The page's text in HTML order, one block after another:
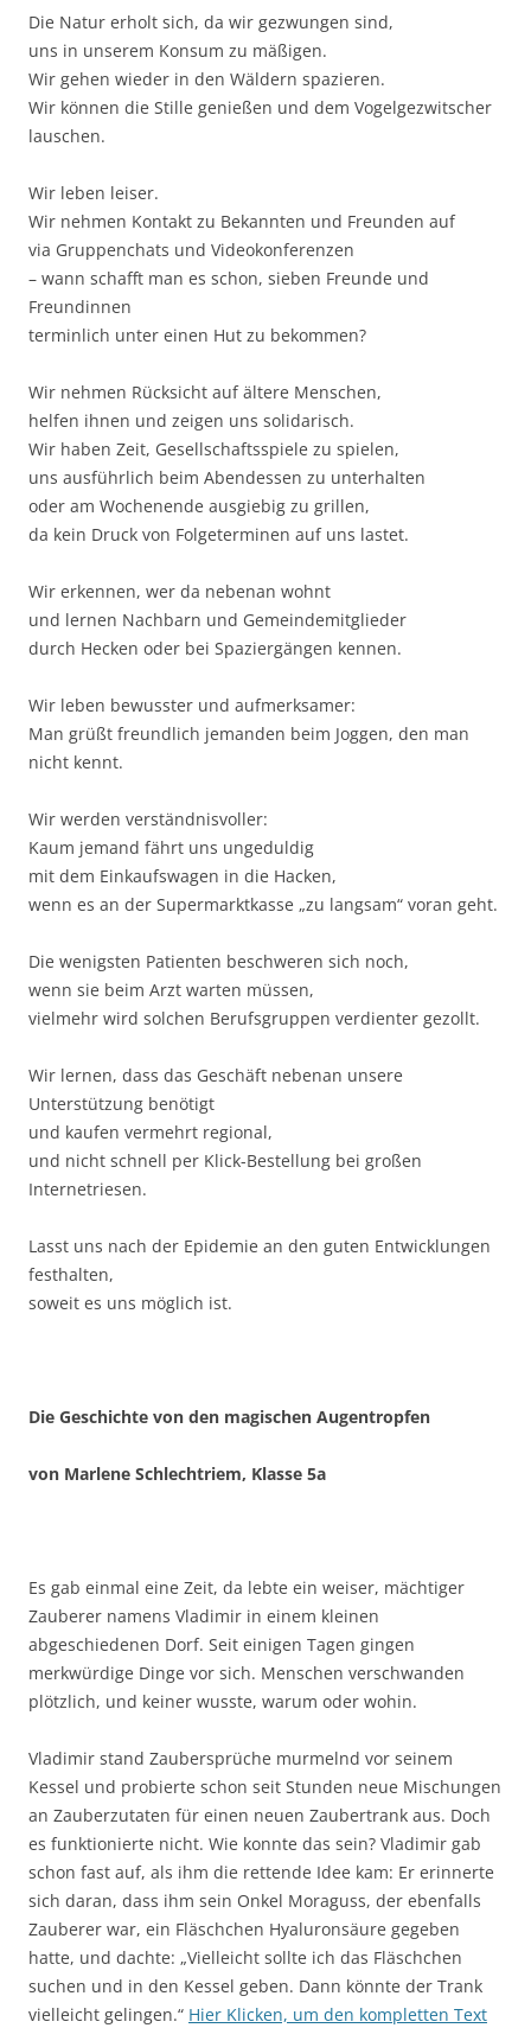
Die Natur erholt sich, da wir gezwungen sind,
uns in unserem Konsum zu mäßigen.
Wir gehen wieder in den Wäldern spazieren.
Wir können die Stille genießen und dem Vogelgezwitscher
lauschen.
Wir leben leiser.
Wir nehmen Kontakt zu Bekannten und Freunden auf
via Gruppenchats und Videokonferenzen
– wann schafft man es schon, sieben Freunde und
Freundinnen
terminlich unter einen Hut zu bekommen?
Wir nehmen Rücksicht auf ältere Menschen,
helfen ihnen und zeigen uns solidarisch.
Wir haben Zeit, Gesellschaftsspiele zu spielen,
uns ausführlich beim Abendessen zu unterhalten
oder am Wochenende ausgiebig zu grillen,
da kein Druck von Folgeterminen auf uns lastet.
Wir erkennen, wer da nebenan wohnt
und lernen Nachbarn und Gemeindemitglieder
durch Hecken oder bei Spaziergängen kennen.
Wir leben bewusster und aufmerksamer:
Man grüßt freundlich jemanden beim Joggen, den man
nicht kennt.
Wir werden verständnisvoller:
Kaum jemand fährt uns ungeduldig
mit dem Einkaufswagen in die Hacken,
wenn es an der Supermarktkasse „zu langsam“ voran geht.
Die wenigsten Patienten beschweren sich noch,
wenn sie beim Arzt warten müssen,
vielmehr wird solchen Berufsgruppen verdienter gezollt.
Wir lernen, dass das Geschäft nebenan unsere
Unterstützung benötigt
und kaufen vermehrt regional,
und nicht schnell per Klick-Bestellung bei großen
Internetriesen.
Lasst uns nach der Epidemie an den guten Entwicklungen
festhalten,
soweit es uns möglich ist.
Die Geschichte von den magischen Augentropfen
von Marlene Schlechtriem, Klasse 5a
Es gab einmal eine Zeit, da lebte ein weiser, mächtiger
Zauberer namens Vladimir in einem kleinen
abgeschiedenen Dorf. Seit einigen Tagen gingen
merkwürdige Dinge vor sich. Menschen verschwanden
plötzlich, und keiner wusste, warum oder wohin.
Vladimir stand Zaubersprüche murmelnd vor seinem
Kessel und probierte schon seit Stunden neue Mischungen
an Zauberzutaten für einen neuen Zaubertrank aus. Doch
es funktionierte nicht. Wie konnte das sein? Vladimir gab
schon fast auf, als ihm die rettende Idee kam: Er erinnerte
sich daran, dass ihm sein Onkel Moraguss, der ebenfalls
Zauberer war, ein Fläschchen Hyaluronsäure gegeben
hatte, und dachte: „Vielleicht sollte ich das Fläschchen
suchen und in den Kessel geben. Dann könnte der Trank
vielleicht gelingen.“ Hier Klicken, um den kompletten Text